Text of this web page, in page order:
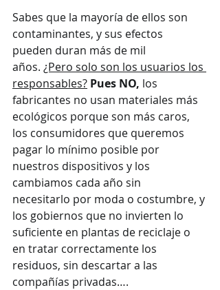
Sabes que la mayoría de ellos son
contaminantes, y sus efectos
pueden duran más de mil
años. ¿Pero solo son los usuarios los
responsables? Pues NO, los
fabricantes no usan materiales más
ecológicos porque son más caros,
los consumidores que queremos
pagar lo mínimo posible por
nuestros dispositivos y los
cambiamos cada año sin
necesitarlo por moda o costumbre, y
los gobiernos que no invierten lo
suficiente en plantas de reciclaje o
en tratar correctamente los
residuos, sin descartar a las
compañías privadas….